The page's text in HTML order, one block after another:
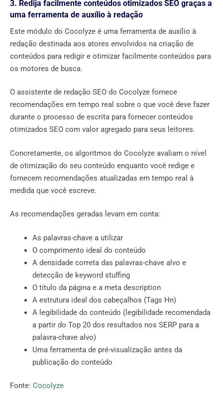
3. Redija facilmente conteúdos otimizados SEO graças a
uma ferramenta de auxílio à redação
Este módulo do Cocolyze é uma ferramenta de auxílio à
redação destinada aos atores envolvidos na criação de
conteúdos para redigir e otimizar facilmente conteúdos para
os motores de busca.
O assistente de redação SEO do Cocolyze fornece
recomendações em tempo real sobre o que você deve fazer
durante o processo de escrita para fornecer conteúdos
otimizados SEO com valor agregado para seus leitores.
Concretamente, os algoritmos do Cocolyze avaliam o nível
de otimização do seu conteúdo enquanto você redige e
fornecem recomendações atualizadas em tempo real à
medida que você escreve.
As recomendações geradas levam em conta:
As palavras-chave a utilizar
O comprimento ideal do conteúdo
A densidade correta das palavras-chave alvo e
detecção de keyword stuffing
O título da página e a meta description
A estrutura ideal dos cabeçalhos (Tags Hn)
A legibilidade do conteúdo (legibilidade recomendada
a partir do Top 20 dos resultados nos SERP para a
palavra-chave alvo)
Uma ferramenta de pré-visualização antes da
publicação do conteúdo
Fonte: Cocolyze